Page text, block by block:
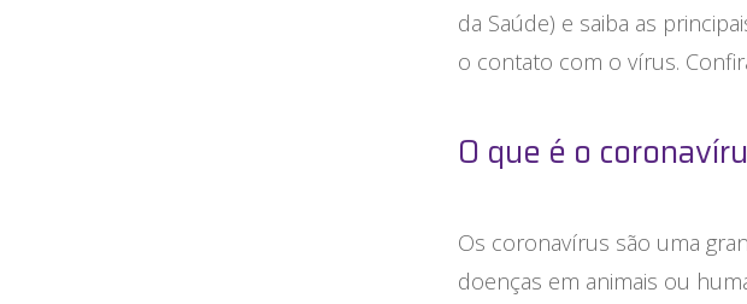
da Saúde) e saiba as
o contato com o vírus.
O que é o
Os coronavírus são uma
doenças em animais ou